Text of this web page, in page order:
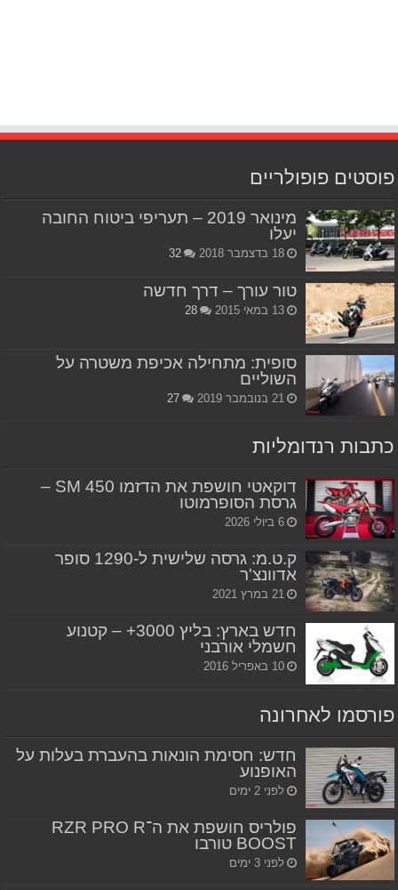
פוסטים פופולריים
מינואר 2019 – תעריפי ביטוח החובה
יעלו
18 בדצמבר 2018 32
טור עורך – דרך חדשה
13 במאי 2015 28
סופית: מתחילה אכיפת משטרה על
השוליים
21 בנובמבר 2019 27
כתבות רנדומליות
דוקאטי חושפת את הדזמו 450 SM –
גרסת הסופרמוטו
6 ביולי 2026
ק.ט.מ: גרסה שלישית ל-1290 סופר
אדוונצ'ר
21 במרץ 2021
חדש בארץ: בליץ 3000+ – קטנוע
חשמלי אורבני
10 באפריל 2016
פורסמו לאחרונה
חדש: חסימת הונאות בהעברת בעלות על
האופנוע
לפני 2 ימים
פולריס חושפת את ה־RZR PRO R
BOOST טורבו
לפני 3 ימים